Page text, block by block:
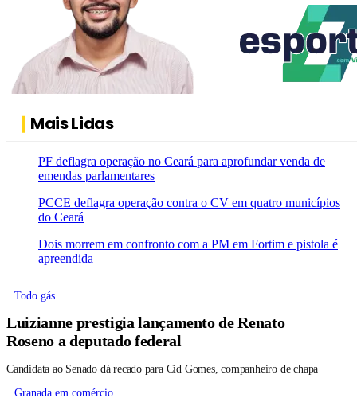
Mais Lidas
PF deflagra operação no Ceará para aprofundar venda de
emendas parlamentares
PCCE deflagra operação contra o CV em quatro municípios
do Ceará
Dois morrem em confronto com a PM em Fortim e pistola é
apreendida
Todo gás
Luizianne prestigia lançamento de Renato
Roseno a deputado federal
Candidata ao Senado dá recado para Cid Gomes, companheiro de chapa
Granada em comércio